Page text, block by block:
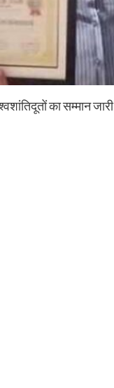
का सम्मान जारी